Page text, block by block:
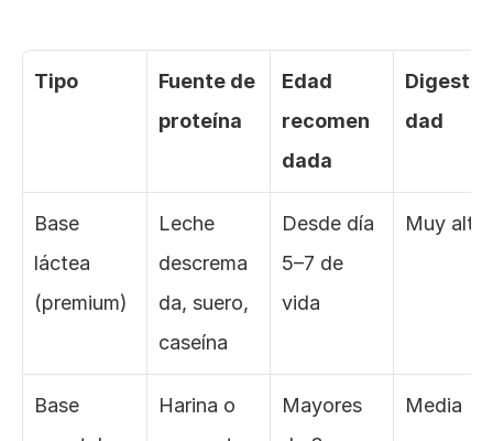
Tipo
Fuente de
proteína
Edad
recomen
dada
dad
Base
láctea
(premium)
Leche
descrema
da, suero,
caseína
Desde día
5–7 de
vida
Muy alta
Base
Harina o
Mayores
Media